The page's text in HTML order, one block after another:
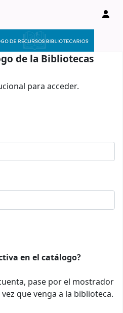
de la Bibliotecas
para acceder.
en el catálogo?
pase por el mostrador
que venga a la biblioteca.